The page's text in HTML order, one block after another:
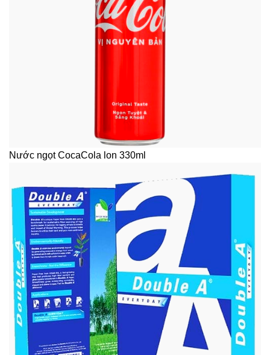
Nước ngọt CocaCola lon 330ml